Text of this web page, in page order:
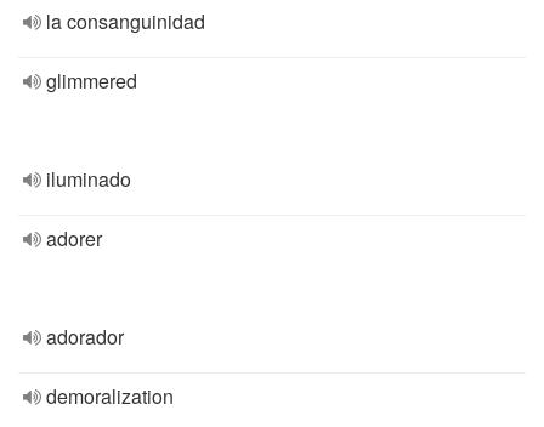
la consanguinidad
glimmered
iluminado
adorer
adorador
demoralization